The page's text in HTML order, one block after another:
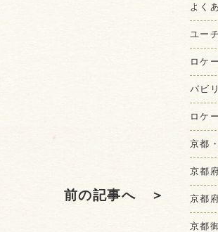
前の記事へ ＞
よく
ユー
ロケ
パビ
ロケ
京都
京都
京都
京都